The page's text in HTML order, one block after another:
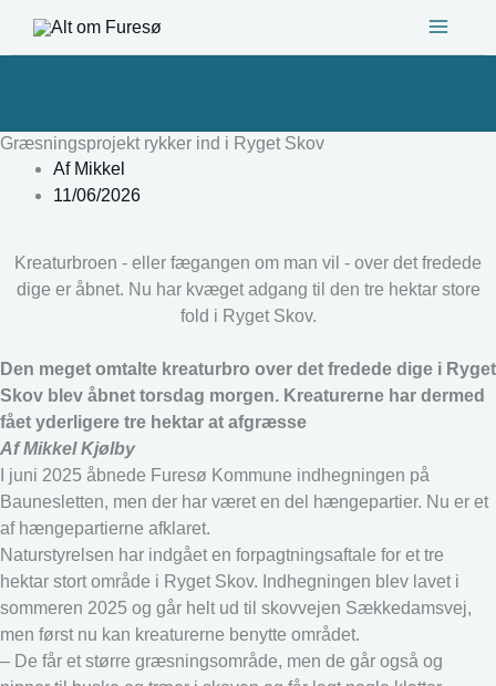
Græsningsprojekt rykker ind i Ryget Skov
AfMikkel
11/06/2026
Kreaturbroen - eller fægangen om man vil - over det fredede
dige er åbnet. Nu har kvæget adgang til den tre hektar store
fold i Ryget Skov.
Den meget omtalte kreaturbro over det fredede dige i Ryget
Skov blev åbnet torsdag morgen. Kreaturerne har dermed
fået yderligere tre hektar at afgræsse
Af Mikkel Kjølby
I juni 2025 åbnede Furesø Kommune indhegningen på
Baunesletten, men der har været en del hængepartier. Nu er et
af hængepartierne afklaret.
Naturstyrelsen har indgået en forpagtningsaftale for et tre
hektar stort område i Ryget Skov. Indhegningen blev lavet i
sommeren 2025 og går helt ud til skovvejen Sækkedamsvej,
men først nu kan kreaturerne benytte området.
– De får et større græsningsområde, men de går også og